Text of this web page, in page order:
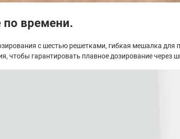
по времени.
с шестью решетками, гибкая мешалка
чтобы гарантировать плавное дозирование